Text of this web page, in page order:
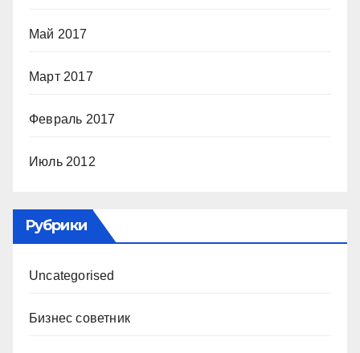
Май 2017
Март 2017
Февраль 2017
Июль 2012
Рубрики
Uncategorised
Бизнес советник